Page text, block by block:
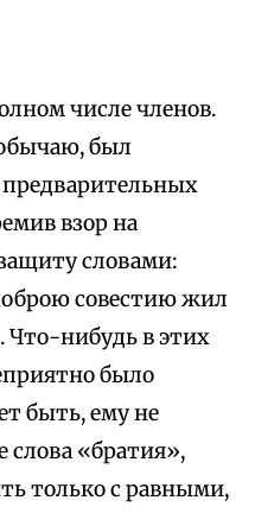
числе членов.
был
взор на
словами:
совестию жил
Что-нибудь в этих
было
быть, ему не
слова «братия»,
только с равными,